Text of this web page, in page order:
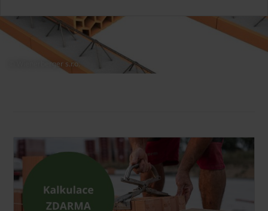
© Wienerberger s.r.o.